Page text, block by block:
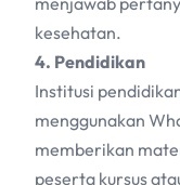
kesehatan.
4. Pendidikan
Institusi
menggunakan
memberikan
peserta kursus